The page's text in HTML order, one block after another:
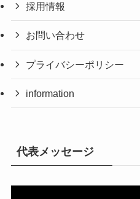
採用情報
お問い合わせ
プライバシーポリシー
information
代表メッセージ